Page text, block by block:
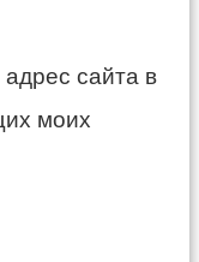
сайта в
моих